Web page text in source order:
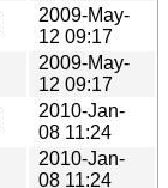
2009-May-
12 09:17
2009-May-
12 09:17
2010-Jan-
08 11:24
2010-Jan-
08 11:24